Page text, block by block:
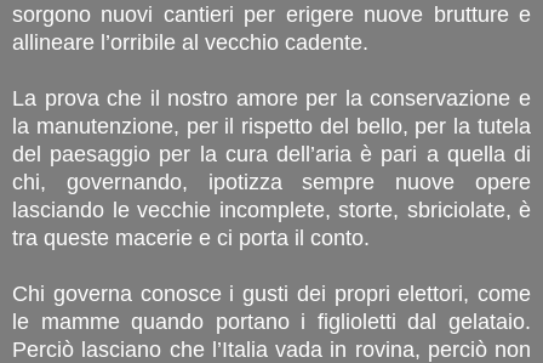
sorgono nuovi cantieri per erigere nuove brutture e
allineare l’orribile al vecchio cadente.
La prova che il nostro amore per la conservazione e
la manutenzione, per il rispetto del bello, per la tutela
del paesaggio per la cura dell’aria è pari a quella di
chi, governando, ipotizza sempre nuove opere
lasciando le vecchie incomplete, storte, sbriciolate, è
tra queste macerie e ci porta il conto.
Chi governa conosce i gusti dei propri elettori, come
le mamme quando portano i figlioletti dal gelataio.
Perciò lasciano che l’Italia vada in rovina, perciò non